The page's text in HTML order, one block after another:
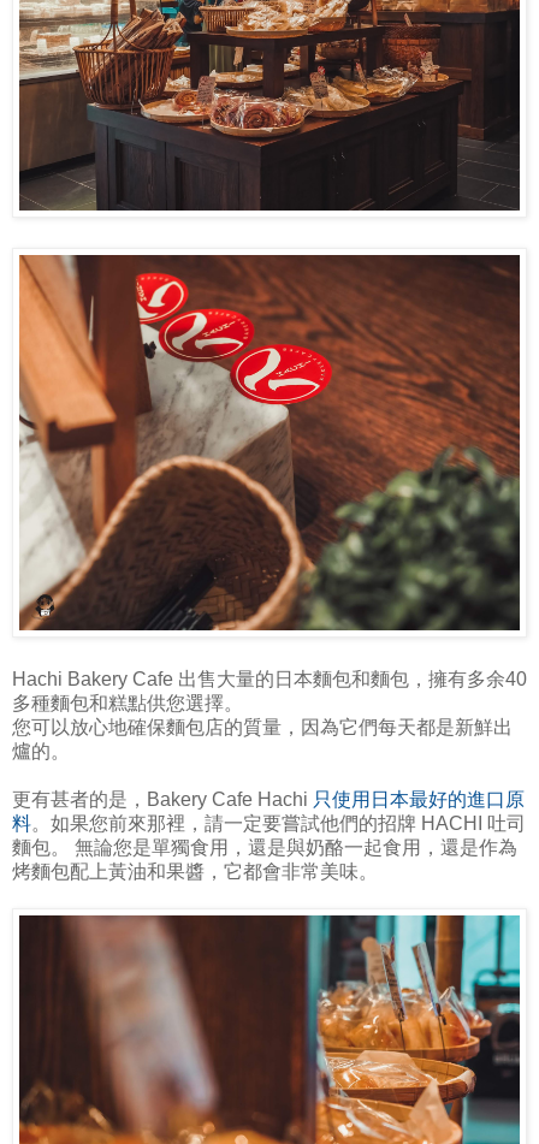
Hachi Bakery Cafe 出售大量的日本麵包和麵包，擁有多余40
多種麵包和糕點供您選擇。
您可以放心地確保麵包店的質量，因為它們每天都是新鮮出
爐的。
更有甚者的是，Bakery Cafe Hachi 只使用日本最好的進口原
料。如果您前來那裡，請一定要嘗試他們的招牌 HACHI 吐司
麵包。 無論您是單獨食用，還是與奶酪一起食用，還是作為
烤麵包配上黃油和果醬，它都會非常美味。